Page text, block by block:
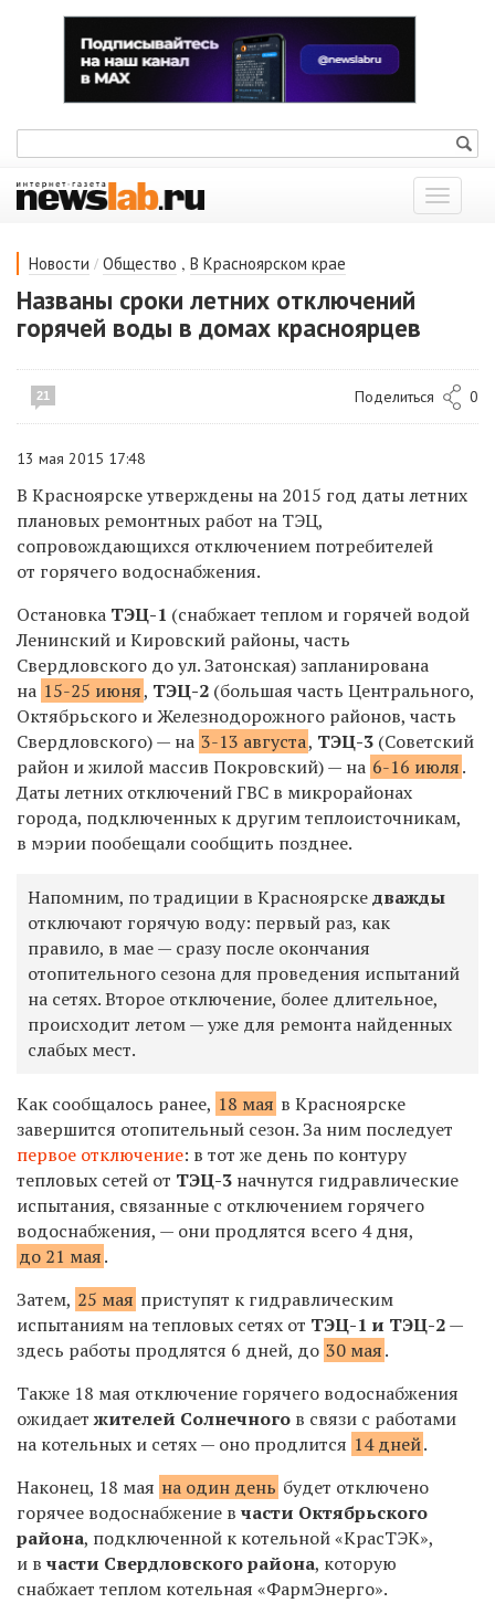
Показать
меню
Новости / Общество , В Красноярском крае
Названы сроки летних отключений
горячей воды в домах красноярцев
21 Поделиться 0
13 мая 2015 17:48
В Красноярске утверждены на 2015 год даты летних
плановых ремонтных работ на ТЭЦ,
сопровождающихся отключением потребителей
от горячего водоснабжения.
Остановка ТЭЦ-1 (снабжает теплом и горячей водой
Ленинский и Кировский районы, часть
Свердловского до ул. Затонская) запланирована
на 15-25 июня, ТЭЦ-2 (большая часть Центрального,
Октябрьского и Железнодорожного районов, часть
Свердловского) — на 3-13 августа, ТЭЦ-3 (Советский
район и жилой массив Покровский) — на 6-16 июля.
Даты летних отключений ГВС в микрорайонах
города, подключенных к другим теплоисточникам,
в мэрии пообещали сообщить позднее.
Напомним, по традиции в Красноярскедважды
отключают горячую воду: первый раз, как
правило, в мае — сразу после окончания
отопительного сезона для проведения испытаний
на сетях. Второе отключение, более длительное,
происходит летом — уже для ремонта найденных
слабых мест.
Как сообщалось ранее, 18 мая в Красноярске
завершится отопительный сезон. За ним последует
первое отключение: в тот же день по контуру
тепловых сетей от ТЭЦ-3 начнутся гидравлические
испытания, связанные с отключением горячего
водоснабжения, — они продлятся всего 4 дня,
до 21 мая.
Затем, 25 мая приступят к гидравлическим
испытаниям на тепловых сетях от ТЭЦ-1 и ТЭЦ-2—
здесь работы продлятся 6 дней, до 30 мая.
Также 18 мая отключение горячего водоснабжения
ожидаетжителей Солнечного в связи с работами
на котельных и сетях — оно продлится 14 дней.
Наконец, 18 мая на один день будет отключено
горячее водоснабжение в части Октябрьского
района, подключенной к котельной «КрасТЭК»,
и в части Свердловского района, которую
снабжает теплом котельная «ФармЭнерго».